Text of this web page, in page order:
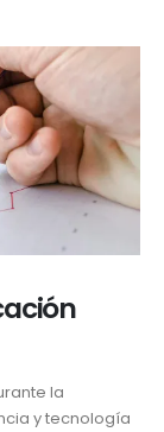
la
y tecnología